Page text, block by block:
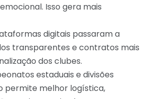
Isso gera mais
digitais passaram a
transparentes e contratos mais
dos clubes.
estaduais e divisões
permite melhor logística,